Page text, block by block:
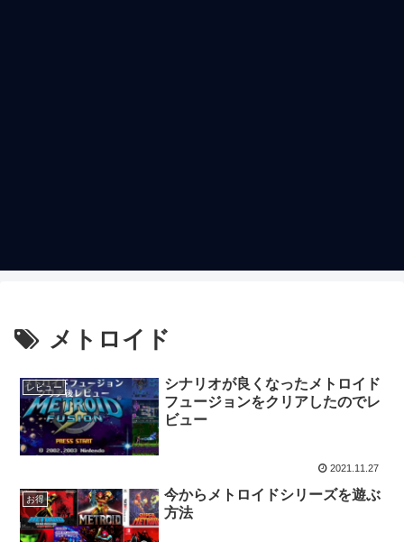
メトロイド
レビュー
シナリオが良くなったメトロイド
フュージョンをクリアしたのでレ
ビュー
2021.11.27
お得
今からメトロイドシリーズを遊ぶ
方法